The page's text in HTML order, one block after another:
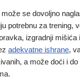
može se dovoljno
potrebnu za trening,
izgradnji mišića
adekvatne ishrane,
a može doći i do